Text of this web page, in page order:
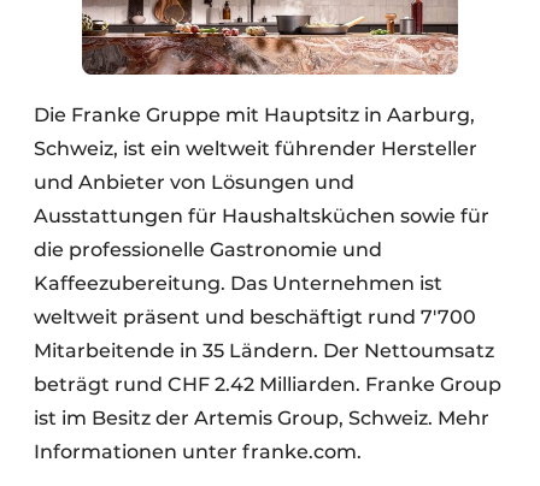
Die Franke Gruppe mit Hauptsitz in Aarburg,
Schweiz, ist ein weltweit führender Hersteller
und Anbieter von Lösungen und
Ausstattungen für Haushaltsküchen sowie für
die professionelle Gastronomie und
Kaffeezubereitung. Das Unternehmen ist
weltweit präsent und beschäftigt rund 7'700
Mitarbeitende in 35 Ländern. Der Nettoumsatz
beträgt rund CHF 2.42 Milliarden. Franke Group
ist im Besitz der Artemis Group, Schweiz. Mehr
Informationen unter franke.com.